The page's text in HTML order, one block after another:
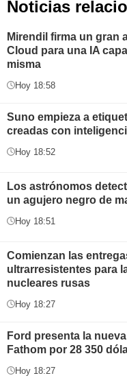
Noticias
Mirendil firma un gran
Cloud para una IA
misma
Hoy 18:58
Suno empieza a
creadas con
Hoy 18:52
Los astrónomos
un agujero negro de
Hoy 18:51
Comienzan las
ultrarresistentes para
nucleares rusas
Hoy 18:27
Ford presenta la
Fathom por 28 350
Hoy 18:27